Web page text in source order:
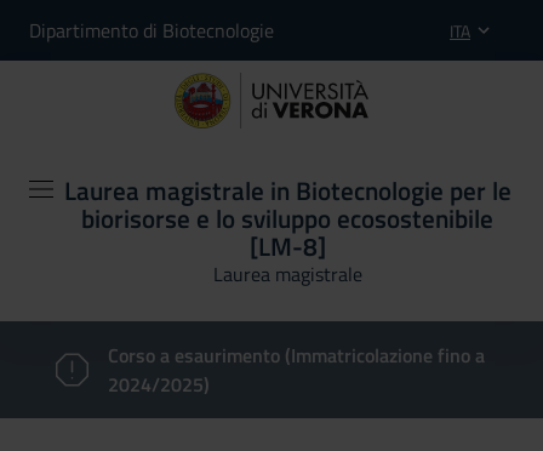
Dipartimento di Biotecnologie ITA
Laurea magistrale in Biotecnologie per le
biorisorse e lo sviluppo ecosostenibile
[LM-8]
Laurea magistrale
Corso a esaurimento (Immatricolazione fino a
2024/2025)